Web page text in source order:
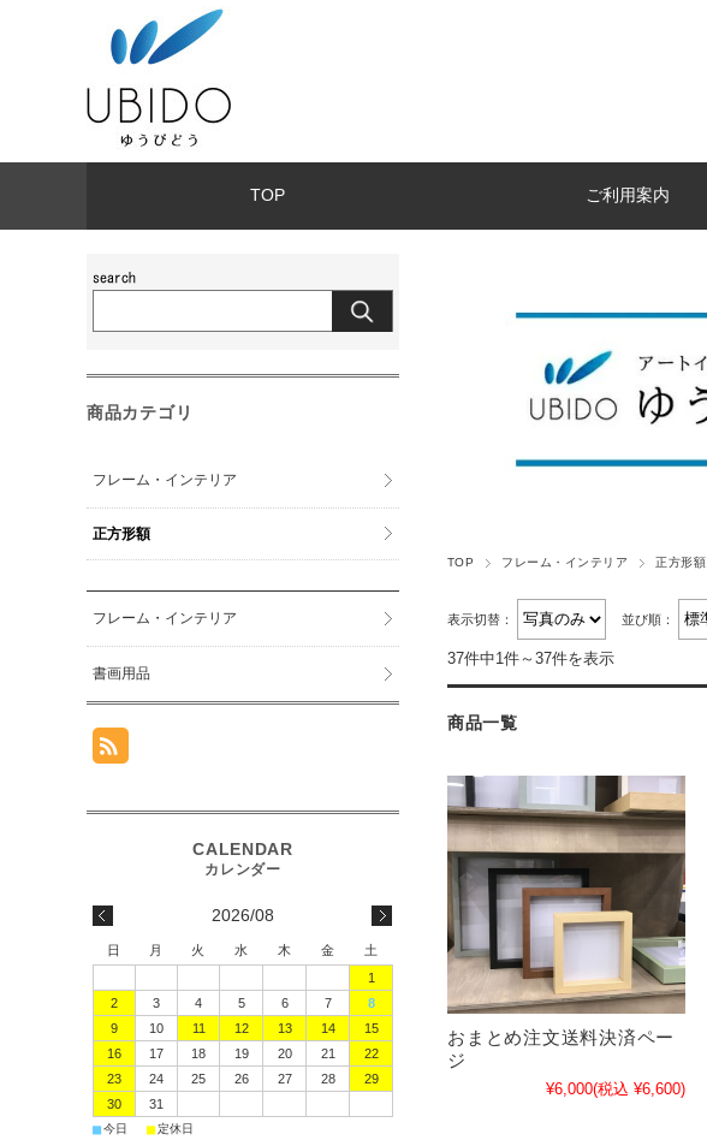
TOP ご利用案内
TOP フレーム・インテリア 正方形額
表示切替： 並び順：
37件中1件～37件を表示
商品一覧
おまとめ注文送料決済ペー
ジ
¥6,000(税込 ¥6,600)
商品カテゴリ
フレーム・インテリア
正方形額
フレーム・インテリア
書画用品
2026/08
日 月 火 水 木 金
土
1
2
3 4 5 6 7
8
9
10 11 12 13 14
15
16
17 18 19 20 21
22
23
24 25 26 27 28
29
30
31
■今日 ■定休日